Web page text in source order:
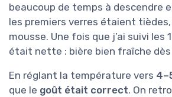
beaucoup de temps à descendre
les premiers verres étaient
mousse. Une fois que j’ai suivi les
était nette : bière bien fraîche
En réglant la température vers
que le goût était correct. On